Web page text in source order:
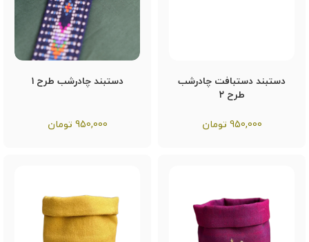
دستبند دستبافت چادرشب
طرح ۲
950,000 تومان
دستبند چادرشب طرح ۱
950,000 تومان